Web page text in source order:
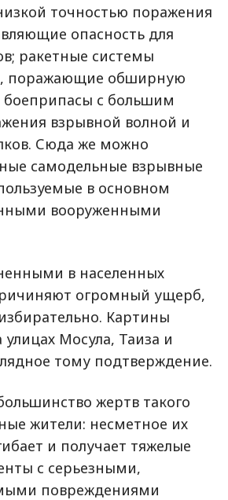
точностью поражения
опасность для
ракетные системы
поражающие обширную
с большим
взрывной волной и
Сюда же можно
самодельные взрывные
в основном
вооруженными
в населенных
огромный ущерб,
Картины
Мосула, Таиза и
тому подтверждение.
жертв такого
жители: несметное их
и получает тяжелые
с серьезными,
повреждениями